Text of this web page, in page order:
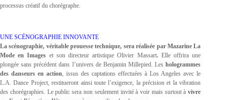
processus créatif du chorégraphe.
UNE SCÉNOGRAPHIE INNOVANTE
La scénographie, véritable prouesse technique, sera réalisée par Mazarine La
Mode en Images et son directeur artistique Olivier Massart. Elle offrira une
plongée sans précédent dans l’univers de Benjamin Millepied. Leshologrammes
des danseurs en action, issus des captations effectuées à Los Angeles avec le
L.A. Dance Project, restitueront ainsi toute l’exigence, la précision et la vibration
des chorégraphies. Le public sera non seulement invité à voir mais surtout àvivre